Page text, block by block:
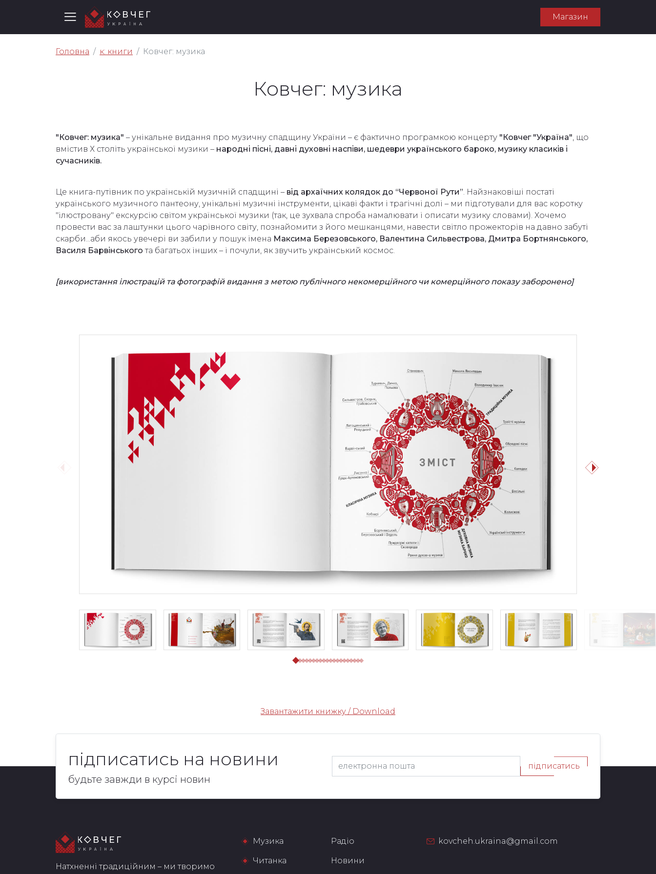
Магазин
Головна к: книги Ковчег: музика
Ковчег: музика
"Ковчег: музика" – унікальне видання про музичну спадщину України – є фактично програмкою концерту "Ковчег "Україна", що
вмістив Х століть української музики – народні пісні, давні духовні наспіви, шедеври українського бароко, музику класиків і
сучасників.
Це книга-путівник по українській музичній спадщині – від архаїчних колядок до “Червоної Рути”. Найзнаковіші постаті
українського музичного пантеону, унікальні музичні інструменти, цікаві факти і трагічні долі – ми підготували для вас коротку
"ілюстровану" екскурсію світом української музики (так, це зухвала спроба намалювати і описати музику словами). Хочемо
провести вас за лаштунки цього чарівного світу, познайомити з його мешканцями, навести світло прожекторів на давно забуті
скарби...аби якось увечері ви забили у пошук імена Максима Березовського, Валентина Сильвестрова, Дмитра Бортнянського,
Василя Барвінськогота багатьох інших – і почули, як звучить український космос.
[використання ілюстрацій та фотографій видання з метою публічного некомерційного чи комерційного показу заборонено]
Завантажити книжку / Download
підписатись на новини
будьте завжди в курсі новин
підписатись
Натхненні традиційним – ми творимо
Музика
Читанка
Радіо
Новини
kovcheh.ukraina@gmail.com